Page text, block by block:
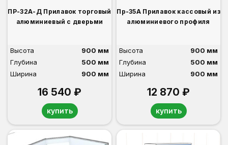
ПР-32А-Д Прилавок торговый
алюминиевый с дверьми
Высота
900 мм
Глубина
500 мм
Ширина
900 мм
16 540 ₽
купить
Пр-35А Прилавок кассовый из
алюминиевого профиля
Высота
900 мм
Глубина
500 мм
Ширина
900 мм
12 870 ₽
купить